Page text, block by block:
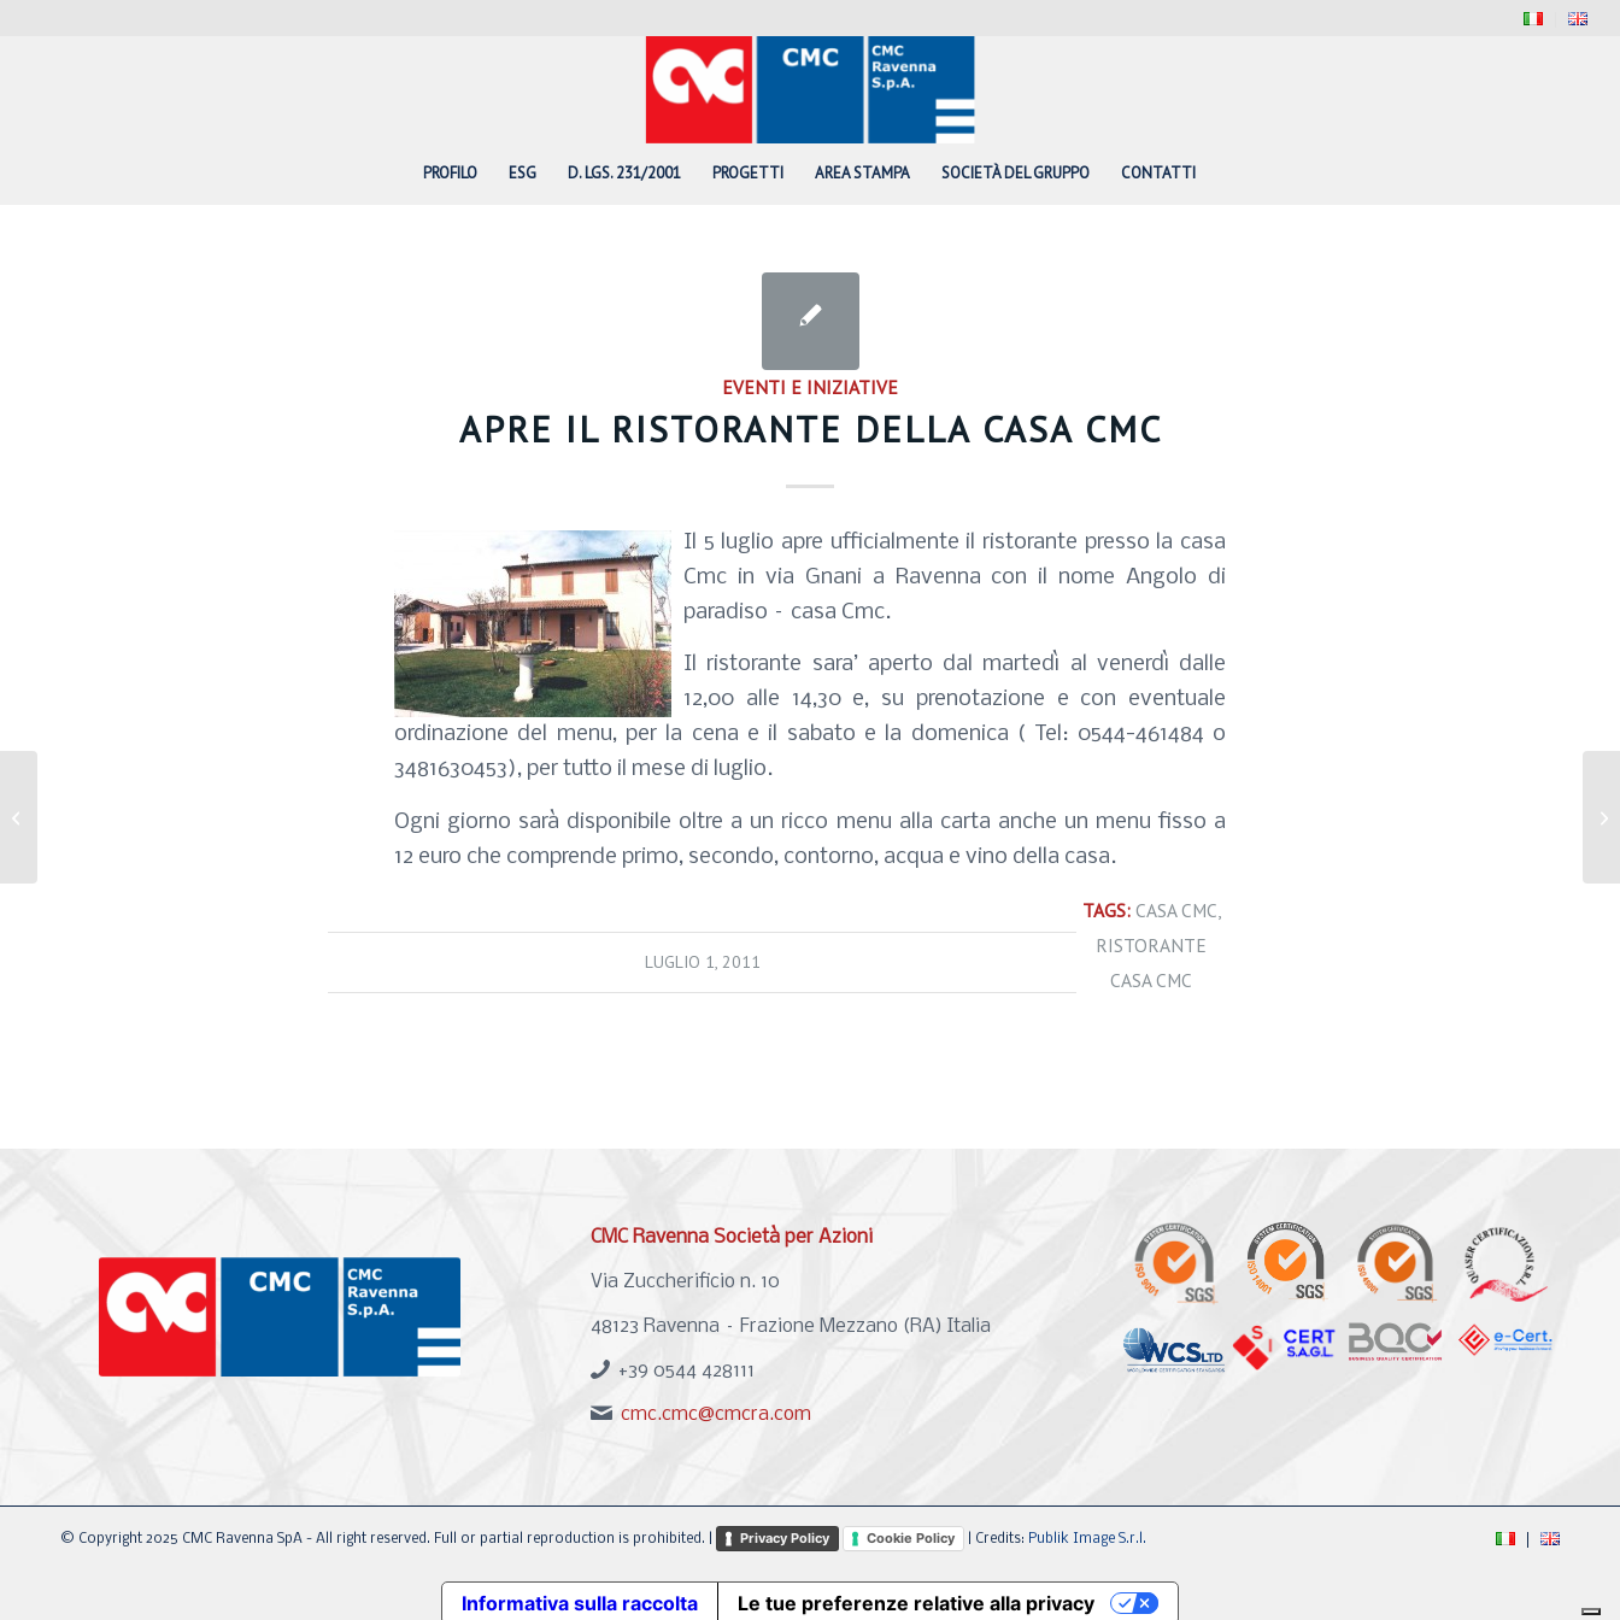
PROFILO ESG D. LGS. 231/2001 PROGETTI AREA STAMPA SOCIETÀ DEL GRUPPO CONTATTI
EVENTI E INIZIATIVE
APRE IL RISTORANTE DELLA CASA CMC
Il 5 luglio apre ufficialmente il ristorante presso la casa
Cmc in via Gnani a Ravenna con il nome Angolo di
paradiso – casa Cmc.
Il ristorante sara’ aperto dal martedì al venerdì dalle
12,00 alle 14,30 e, su prenotazione e con eventuale
ordinazione del menu, per la cena e il sabato e la domenica ( Tel: 0544-461484 o
3481630453), per tutto il mese di luglio.
Ogni giorno sarà disponibile oltre a un ricco menu alla carta anche un menu fisso a
12 euro che comprende primo, secondo, contorno, acqua e vino della casa.
LUGLIO 1, 2011
TAGS: CASA CMC
RISTORANTE
CASA CMC
CMC Ravenna Società per Azioni
Via Zuccherificio n. 10
48123 Ravenna – Frazione Mezzano (RA) Italia
+39 0544 428111
cmc.cmc@cmcra.com
© Copyright 2025 CMC Ravenna SpA - All right reserved. Full or partial reproduction is prohibited. | Privacy Policy Cookie Policy | Credits: Publik Image S.r.l.
Informativa sulla raccolta Le tue preferenze relative alla privacy